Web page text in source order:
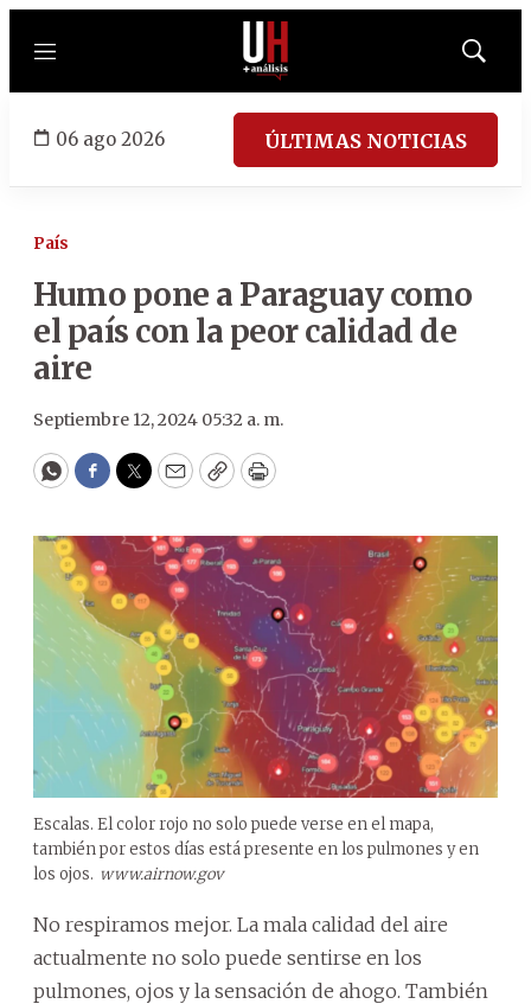
Menú
Mostrar
06 ago 2026 ÚLTIMAS NOTICIAS
País
Humo pone a Paraguay como
el país con la peor calidad de
aire
Septiembre 12, 2024 05:32 a. m.
WhatsApp
Facebook
Twitter
EmailCopyPrint
Escalas. El color rojo no solo puede verse en el mapa,
también por estos días está presente en los pulmones y en
los ojos. www.airnow.gov
No respiramos mejor. La mala calidad del aire
actualmente no solo puede sentirse en los
pulmones, ojos y la sensación de ahogo. También